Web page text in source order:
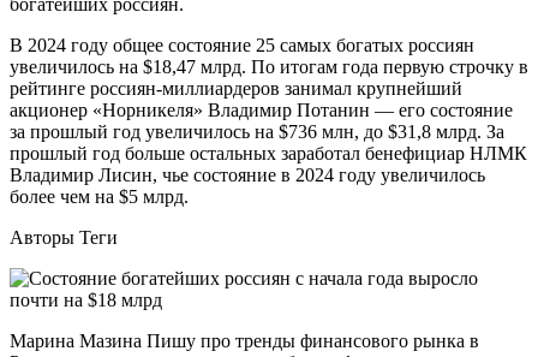
богатейших россиян.
В 2024 году общее состояние 25 самых богатых россиян
увеличилось на $18,47 млрд. По итогам года первую строчку в
рейтинге россиян-миллиардеров занимал крупнейший
акционер «Норникеля» Владимир Потанин — его состояние
за прошлый год увеличилось на $736 млн, до $31,8 млрд. За
прошлый год больше остальных заработал бенефициар НЛМК
Владимир Лисин, чье состояние в 2024 году увеличилось
более чем на $5 млрд.
Авторы Теги
Марина Мазина Пишу про тренды финансового рынка в